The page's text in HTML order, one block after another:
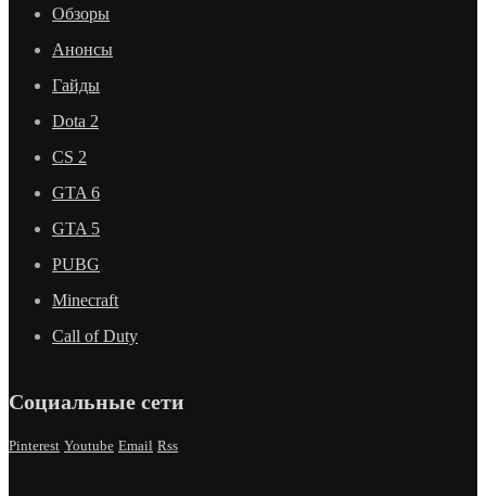
Обзоры
Анонсы
Гайды
Dota 2
CS 2
GTA 6
GTA 5
PUBG
Minecraft
Call of Duty
Социальные сети
Pinterest Youtube Email Rss